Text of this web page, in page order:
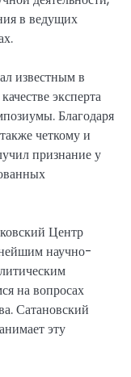
в ведущих
известным в
эксперта
Благодаря
четкому и
признание у
Центр
научно-
на вопросах
Сатановский
эту